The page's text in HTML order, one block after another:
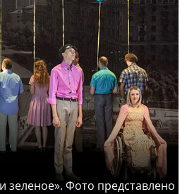
зеленое». Фото представлено